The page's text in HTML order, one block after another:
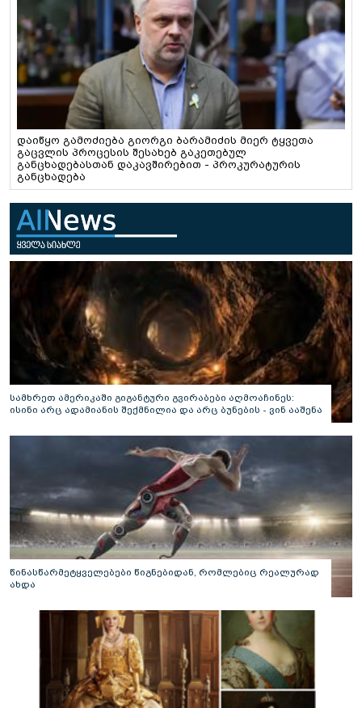
დაიწყო გამოძიება გიორგი ბარამიძის მიერ ტყვეთა
გაცვლის პროცესის შესახებ გაკეთებულ
განცხადებასთან დაკავშირებით - პროკურატურის
განცხადება
სამხრეთ ამერიკაში გიგანტური გვირაბები აღმოაჩინეს:
ისინი არც ადამიანის შექმნილია და არც ბუნების - ვინ ააშენა
წინასწარმეტყველებები წიგნებიდან, რომლებიც რეალურად
ახდა